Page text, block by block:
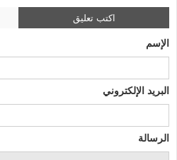
اكتب تعليق
الإسم
البريد الإلكتروني
الرسالة